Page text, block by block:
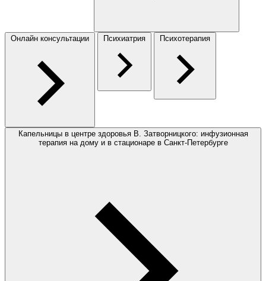
Онлайн консультации Психиатрия Психотерапия
Капельницы в центре здоровья В. Затворницкого: инфузионная
терапия на дому и в стационаре в Санкт-Петербурге